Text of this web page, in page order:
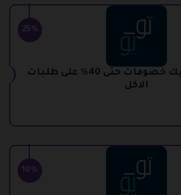
25%
كوبون تويو البيك خصومات حتى 40% على طلبات
الاكل
10%